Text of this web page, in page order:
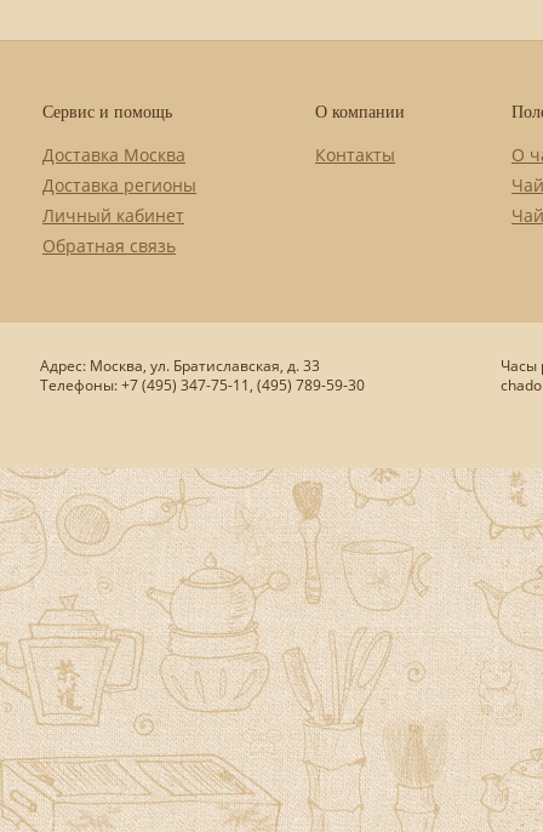
Сервис и помощь
Доставка Москва
Доставка регионы
Личный кабинет
Обратная связь
О компании
Контакты
О
Адрес: Москва, ул. Братиславская, д. 33
Телефоны: +7 (495) 347-75-11, (495) 789-59-30
Часы